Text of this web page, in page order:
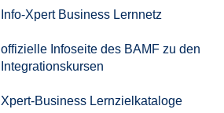
Info-Xpert Business Lernnetz
offizielle Infoseite des BAMF zu den
Integrationskursen
Xpert-Business Lernzielkataloge